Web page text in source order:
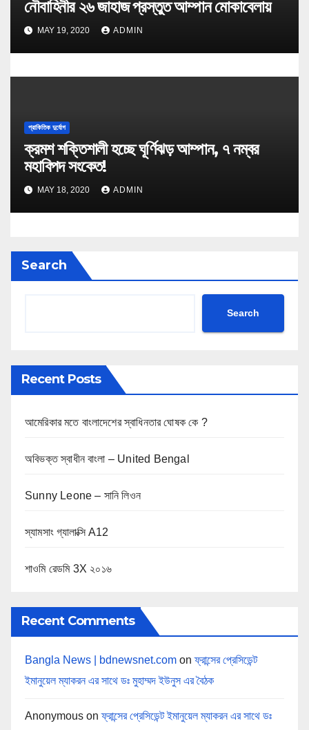
নৌবাহিনীর ২৬ জাহাজ প্রস্তুত আম্পান মোকাবেলায়
MAY 19, 2020 ADMIN
প্রাকিতিক দুর্যোগ
ক্রমশ শক্তিশালী হচ্ছে ঘূর্ণিঝড় আম্পান, ৭ নম্বর
মহাবিপদ সংকেত!
MAY 18, 2020 ADMIN
Search
Search
Recent Posts
আমেরিকার মতে বাংলাদেশের স্বাধিনতার ঘোষক কে ?
অবিভক্ত স্বাধীন বাংলা – United Bengal
Sunny Leone – সানি লিওন
স্যামসাং গ্যালাক্সি A12
শাওমি রেডমি 3X ২০১৬
Recent Comments
Bangla News | bdnewsnet.com onফ্রান্সের প্রেসিডেন্ট
ইমানুয়েল ম্যাকরন এর সাথে ডঃ মুহাম্মদ ইউনুস এর বৈঠক
Anonymous onফ্রান্সের প্রেসিডেন্ট ইমানুয়েল ম্যাকরন এর সাথে ডঃ